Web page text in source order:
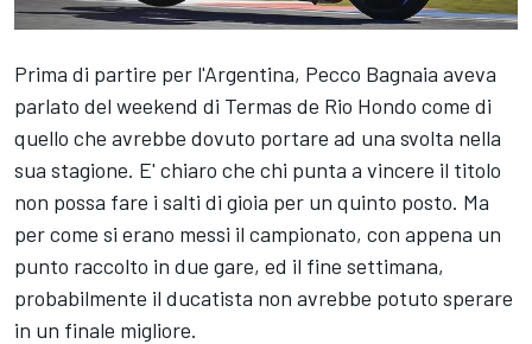
Prima di partire per l'Argentina, Pecco Bagnaia aveva
parlato del weekend di Termas de Rio Hondo come di
quello che avrebbe dovuto portare ad una svolta nella
sua stagione. E' chiaro che chi punta a vincere il titolo
non possa fare i salti di gioia per un quinto posto. Ma
per come si erano messi il campionato, con appena un
punto raccolto in due gare, ed il fine settimana,
probabilmente il ducatista non avrebbe potuto sperare
in un finale migliore.